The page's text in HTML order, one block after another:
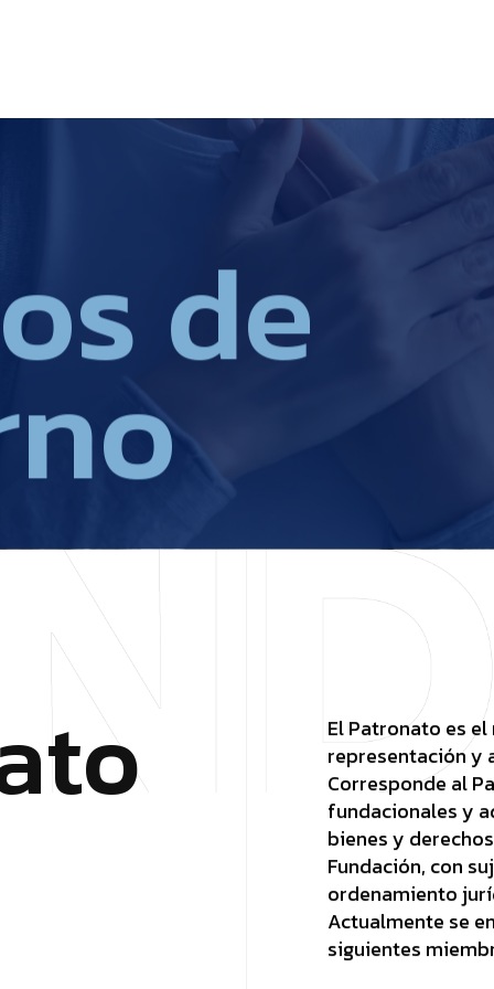
osde
no
to
El Patronato es
representación y
Corresponde al
fundacionales y
bienes y
Fundación, con
ordenamiento
Actualmente se
siguientes